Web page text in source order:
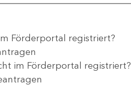
Förderportal registriert?
im Förderportal registriert?